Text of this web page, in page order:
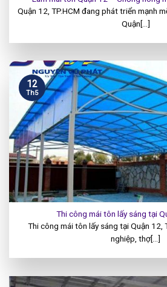
Quận 12, TP.HCM đang phát triển mạnh
Quận[...]
Thi công mái tôn lấy sáng tại
Thi công mái tôn lấy sáng tại Quận 12,
nghiệp, thợ[...]
12
Th5